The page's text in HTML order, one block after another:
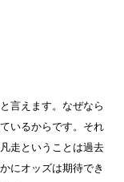
言えます。なぜなら
いるからです。それ
走ということは過去
にオッズは期待でき